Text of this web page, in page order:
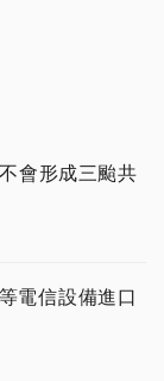
會形成三颱共
電信設備進口